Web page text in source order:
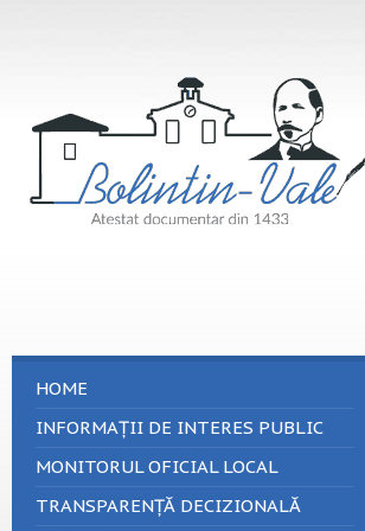
HOME
INFORMAȚII DE INTERES PUBLIC
MONITORUL OFICIAL LOCAL
TRANSPARENȚĂ DECIZIONALĂ